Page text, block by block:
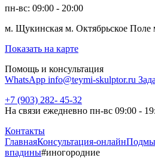
пн-вс: 09:00 - 20:00
м. Щукинская м. Октябрьское Поле
Показать на карте
Помощь и консультация
WhatsApp info@teymi-skulptor.ru
+7 (903) 282- 45-32
На связи ежедневно пн-вс 09:00 -
Контакты
ГлавнаяКонсультация-онлайн
впадины#иногородние